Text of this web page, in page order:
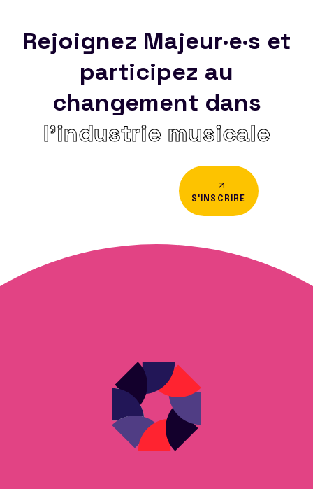
Rejoignez Majeur·e·s et
participez au
changement dans
l’industrie musicale
S'INSCRIRE